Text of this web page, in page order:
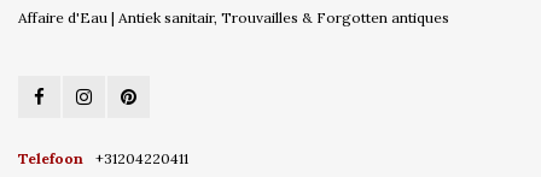
Affaire d'Eau | Antiek sanitair, Trouvailles & Forgotten antiques
Telefoon
+31204220411